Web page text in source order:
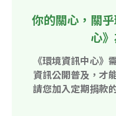
你的關心，關
心
《環境資訊中心》
資訊公開普及，才
請您加入定期捐款